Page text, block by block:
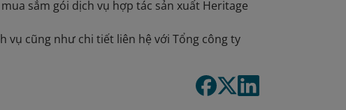
sắm gói dịch vụ hợp tác sản xuất Heritage
vụ cũng như chi tiết liên hệ với Tổng công ty